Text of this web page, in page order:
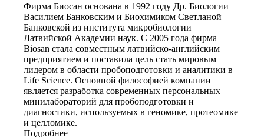
Фирма Биосан основана в 1992 году Др. Биологии
Василием Банковским и Биохимиком Светланой
Банковской из института микробиологии
Латвийской Академии наук. С 2005 года фирма
Biosan стала совместным латвийско-английским
предприятием и поставила цель стать мировым
лидером в области пробоподготовки и аналитики в
Life Science. Основной философией компании
является разработка современных персональных
минилабораторий для пробоподготовки и
диагностики, используемых в геномике, протеомике
и целломике.
Подробнее